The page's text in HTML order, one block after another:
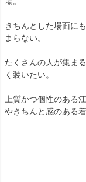
きちんとした場面に
まらない。
たくさんの人が集ま
く装いたい。
上質かつ個性のある
やきちんと感のある